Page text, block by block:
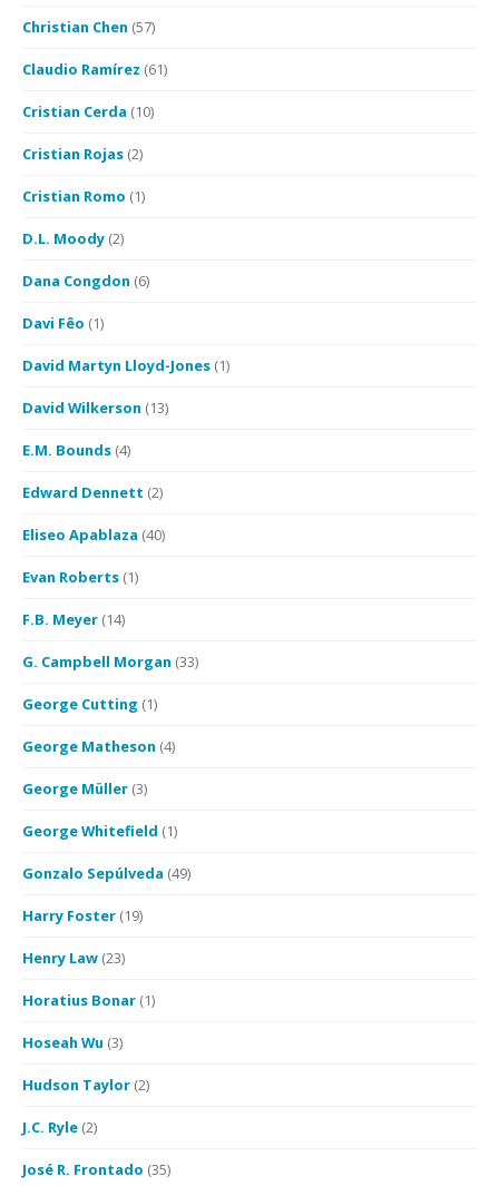
Christian Chen (57)
Claudio Ramírez (61)
Cristian Cerda (10)
Cristian Rojas (2)
Cristian Romo (1)
D.L. Moody (2)
Dana Congdon (6)
Davi Fêo (1)
David Martyn Lloyd-Jones (1)
David Wilkerson (13)
E.M. Bounds (4)
Edward Dennett (2)
Eliseo Apablaza (40)
Evan Roberts (1)
F.B. Meyer (14)
G. Campbell Morgan (33)
George Cutting (1)
George Matheson (4)
George Müller (3)
George Whitefield (1)
Gonzalo Sepúlveda (49)
Harry Foster (19)
Henry Law (23)
Horatius Bonar (1)
Hoseah Wu (3)
Hudson Taylor (2)
J.C. Ryle (2)
José R. Frontado (35)